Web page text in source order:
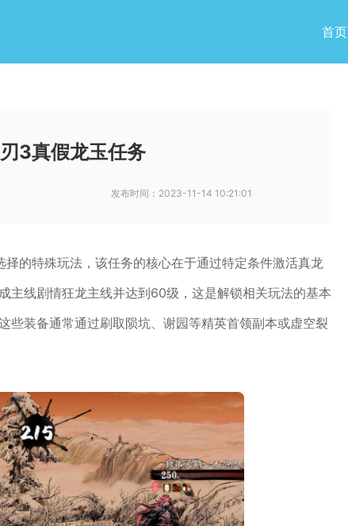
首页
3真假龙玉任务
发布时间： 2023-11-14 10:21:01
的特殊玩法，该任务的核心在于通过特定条件激活真龙
主线剧情狂龙主线并达到60级，这是解锁相关玩法的基本
些装备通常通过刷取陨坑、谢园等精英首领副本或虚空裂